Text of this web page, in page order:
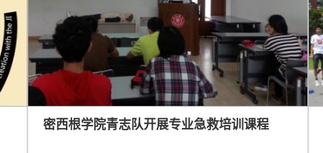
密西根学院青志队开展专业急救培训课程